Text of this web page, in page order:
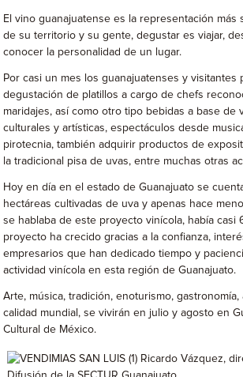
El vino guanajuatense es la representación más
de su territorio y su gente, degustar es viajar,
conocer la personalidad de un lugar.
Por casi un mes los guanajuatenses y visitantes
degustación de platillos a cargo de chefs
maridajes, así como otro tipo bebidas a base de
culturales y artísticas, espectáculos desde
pirotecnia, también adquirir productos de
la tradicional pisa de uvas, entre muchas otras
Hoy en día en el estado de Guanajuato se
hectáreas cultivadas de uva y apenas hace
se hablaba de este proyecto vinícola, había casi
proyecto ha crecido gracias a la confianza,
empresarios que han dedicado tiempo y
actividad vinícola en esta región de Guanajuato.
Arte, música, tradición, enoturismo,
calidad mundial, se vivirán en julio y agosto en
Cultural de México.